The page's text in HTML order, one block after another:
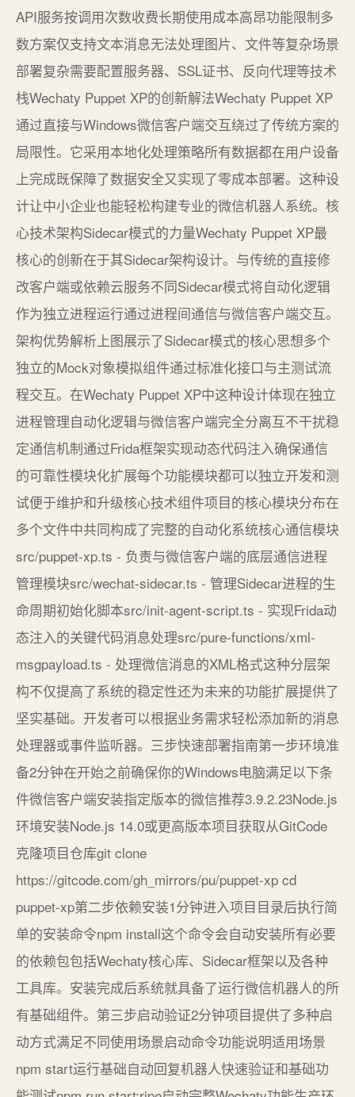
API服务按调用次数收费长期使用成本高昂功能限制多
数方案仅支持文本消息无法处理图片、文件等复杂场景
部署复杂需要配置服务器、SSL证书、反向代理等技术
栈Wechaty Puppet XP的创新解法Wechaty Puppet XP
通过直接与Windows微信客户端交互绕过了传统方案的
局限性。它采用本地化处理策略所有数据都在用户设备
上完成既保障了数据安全又实现了零成本部署。这种设
计让中小企业也能轻松构建专业的微信机器人系统。核
心技术架构Sidecar模式的力量Wechaty Puppet XP最
核心的创新在于其Sidecar架构设计。与传统的直接修
改客户端或依赖云服务不同Sidecar模式将自动化逻辑
作为独立进程运行通过进程间通信与微信客户端交互。
架构优势解析上图展示了Sidecar模式的核心思想多个
独立的Mock对象模拟组件通过标准化接口与主测试流
程交互。在Wechaty Puppet XP中这种设计体现在独立
进程管理自动化逻辑与微信客户端完全分离互不干扰稳
定通信机制通过Frida框架实现动态代码注入确保通信
的可靠性模块化扩展每个功能模块都可以独立开发和测
试便于维护和升级核心技术组件项目的核心模块分布在
多个文件中共同构成了完整的自动化系统核心通信模块
src/puppet-xp.ts - 负责与微信客户端的底层通信进程
管理模块src/wechat-sidecar.ts - 管理Sidecar进程的生
命周期初始化脚本src/init-agent-script.ts - 实现Frida动
态注入的关键代码消息处理src/pure-functions/xml-
msgpayload.ts - 处理微信消息的XML格式这种分层架
构不仅提高了系统的稳定性还为未来的功能扩展提供了
坚实基础。开发者可以根据业务需求轻松添加新的消息
处理器或事件监听器。三步快速部署指南第一步环境准
备2分钟在开始之前确保你的Windows电脑满足以下条
件微信客户端安装指定版本的微信推荐3.9.2.23Node.js
环境安装Node.js 14.0或更高版本项目获取从GitCode
克隆项目仓库git clone
https://gitcode.com/gh_mirrors/pu/puppet-xp cd
puppet-xp第二步依赖安装1分钟进入项目目录后执行简
单的安装命令npm install这个命令会自动安装所有必要
的依赖包包括Wechaty核心库、Sidecar框架以及各种
工具库。安装完成后系统就具备了运行微信机器人的所
有基础组件。第三步启动验证2分钟项目提供了多种启
动方式满足不同使用场景启动命令功能说明适用场景
npm start运行基础自动回复机器人快速验证和基础功